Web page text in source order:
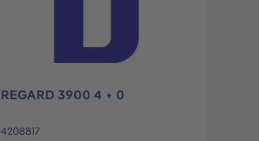
REGARD 3900 4 + 0
4208817